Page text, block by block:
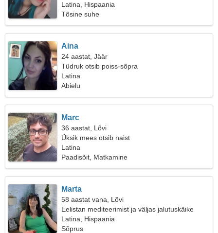
Latina, Hispaania
Tõsine suhe
Aina
24 aastat, Jäär
Tüdruk otsib poiss-sõpra
Latina
Abielu
Marc
36 aastat, Lõvi
Üksik mees otsib naist
Latina
Paadisõit, Matkamine
Marta
58 aastat vana, Lõvi
Eelistan mediteerimist ja väljas jalutuskäike
Latina, Hispaania
Sõprus